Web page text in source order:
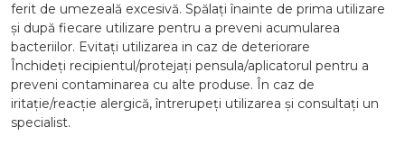
ferit de umezeală excesivă. Spălați înainte de prima utilizare
și după fiecare utilizare pentru a preveni acumularea
bacteriilor. Evitați utilizarea in caz de deteriorare
Închideți recipientul/protejați pensula/aplicatorul pentru a
preveni contaminarea cu alte produse. În caz de
iritație/reacție alergică, întrerupeți utilizarea și consultați un
specialist.